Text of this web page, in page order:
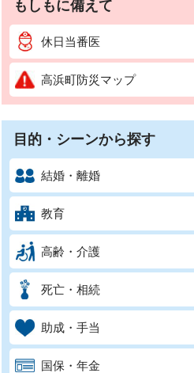
もしもに備えて
休日当番医
高浜町防災マップ
目的・シーンから探す
結婚・離婚
教育
高齢・介護
死亡・相続
助成・手当
国保・年金